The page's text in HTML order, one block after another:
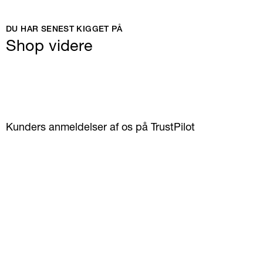
DU HAR SENEST KIGGET PÅ
Shop videre
Kunders anmeldelser af os på TrustPilot